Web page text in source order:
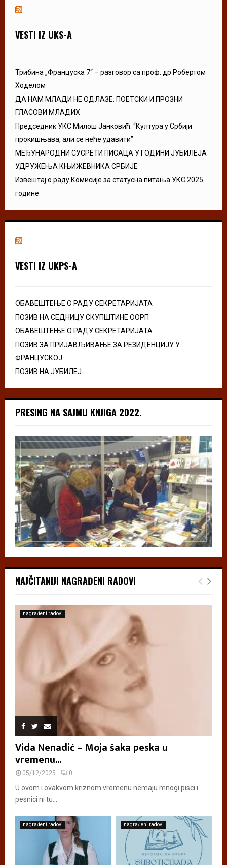
VESTI IZ UKS-A
Трибина „Француска 7“ – разговор са проф. др Робертом
Ходелом
ДА НАМ МЛАДИ НЕ ОДЛАЗЕ: ПОЕТСКИ И ПРОЗНИ
ГЛАСОВИ МЛАДИХ
Председник УКС Милош Јанковић: “Култура у Србији
прокишњава, али се неће удавити”
МЕЂУНАРОДНИ СУСРЕТИ ПИСАЦА У ГОДИНИ ЈУБИЛЕЈА
УДРУЖЕЊА КЊИЖЕВНИКА СРБИЈЕ
Извештај о раду Комисије за статусна питања УКС 2025.
године
VESTI IZ UKPS-A
ОБАВЕШТЕЊЕ О РАДУ СЕКРЕТАРИЈАТА
ПОЗИВ НА СЕДНИЦУ СКУПШТИНЕ ООРП
ОБАВЕШТЕЊЕ О РАДУ СЕКРЕТАРИЈАТА
ПОЗИВ ЗА ПРИЈАВЉИВАЊЕ ЗА РЕЗИДЕНЦИЈУ У
ФРАНЦУСКОЈ
ПОЗИВ НА ЈУБИЛЕЈ
PRESING NA SAJMU KNJIGA 2022.
NAJČITANIJI NAGRAĐENI RADOVI
nagrađeni radovi
Vida Nenadić – Moja šaka peska u
vremenu...
05/12/2025 0
U ovom i ovakvom kriznom vremenu nemaju mnogi pisci i
pesnici ni tu...
nagrađeni radovi nagrađeni radovi